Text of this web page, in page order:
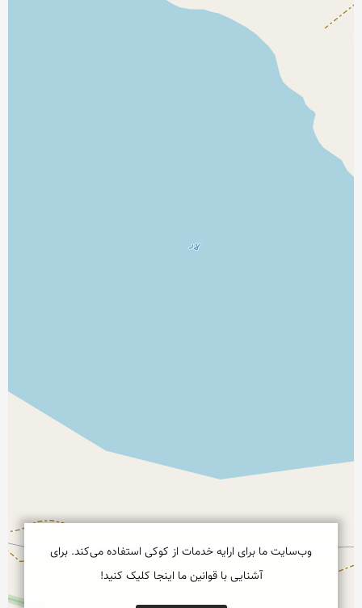
وب‌سایت ما برای ارایه خدمات از کوکی استفاده می‌کند. برای
آشنایی با قوانین ما اینجا کلیک کنید!